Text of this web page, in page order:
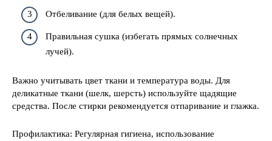
Отбеливание (для белых вещей).
Правильная сушка (избегать прямых солнечных
лучей).
Важно учитывать цвет ткани и температура воды. Для
деликатные ткани (шелк, шерсть) используйте щадящие
средства. После стирки рекомендуется отпаривание и глажка.
Профилактика: Регулярная гигиена, использование